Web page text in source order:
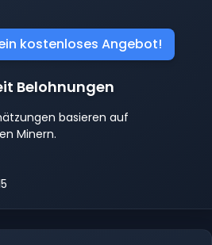
kostenloses Angebot!
Belohnungen
basieren auf
Minern.